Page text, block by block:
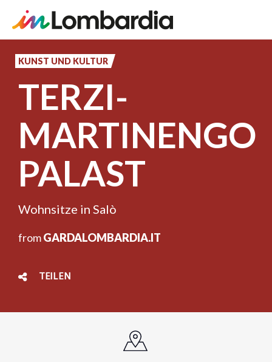
zumKUNST UND KULTUR
TERZI-
MARTINENGO
PALAST
Wohnsitze in Salò
fromGARDALOMBARDIA.IT
TEILEN